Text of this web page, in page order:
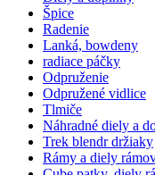
Špice
Radenie
Lanká, bowdeny
radiace páčky
Odpruženie
Odpružené vidlice
Tlmiče
Náhradné diely a
Trek blendr držiaky
Rámy a diely